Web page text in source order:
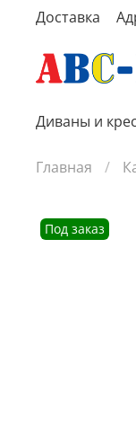
Доставка
Диваны и
Главная
Под заказ